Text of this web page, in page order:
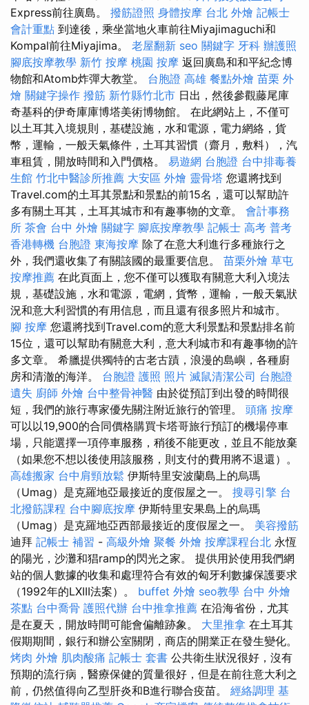
Express前往廣島。 撥筋證照 身體按摩 台北 外燴 記帳士
會計重點 到達後，乘坐當地火車前往Miyajimaguchi和
Kompal前往Miyajima。 老屋翻新 seo 關鍵字 牙科 辦護照
腳底按摩教學 新竹 按摩 桃園 按摩 返回廣島和和平紀念博
物館和Atomb炸彈大教堂。 台胞證 高雄 餐點外燴 苗栗 外
燴 關鍵字操作 撥筋 新竹縣竹北市 日出，然後參觀藤尾庫
奇基科的伊奇庫庫博塔美術博物館。 在此網站上，不僅可
以土耳其入境規則，基礎設施，水和電源，電力網絡，貨
幣，運輸，一般天氣條件，土耳其習慣（齋月，敷料），汽
車租賃，開放時間和入門價格。 易遊網 台胞證 台中排毒養
生館 竹北中醫診所推薦 大安區 外燴 靈骨塔 您還將找到
Travel.com的土耳其景點和景點的前15名，還可以幫助許
多有關土耳其，土耳其城市和有趣事物的文章。 會計事務
所 茶會 台中 外燴 關鍵字 腳底按摩教學 記帳士 高考 普考
香港轉機 台胞證 東海按摩 除了在意大利進行多種旅行之
外，我們還收集了有關該國的最重要信息。 苗栗外燴 草屯
按摩推薦 在此頁面上，您不僅可以獲取有關意大利入境法
規，基礎設施，水和電源，電網，貨幣，運輸，一般天氣狀
況和意大利習慣的有用信息，而且還有很多照片和城市。
腳 按摩 您還將找到Travel.com的意大利景點和景點排名前
15位，還可以幫助有關意大利，意大利城市和有趣事物的許
多文章。 希臘提供獨特的古老古蹟，浪漫的島嶼，各種廚
房和清澈的海洋。 台胞證 護照 照片 滅鼠清潔公司 台胞證
遺失 廚師 外燴 台中整骨神醫 由於從預訂到出發的時間很
短，我們的旅行專家優先關注附近旅行的管理。 頭痛 按摩
可以以19,900的合同價格購買卡塔哥旅行預訂的機場停車
場，只能選擇一項停車服務，稍後不能更改，並且不能放棄
（如果您不想以後使用該服務，則支付的費用將不退還）。
高雄搬家 台中肩頸放鬆 伊斯特里安波蘭島上的烏瑪
（Umag）是克羅地亞最接近的度假屋之一。 搜尋引擎 台
北撥筋課程 台中腳底按摩 伊斯特里安果島上的烏瑪
（Umag）是克羅地亞西部最接近的度假屋之一。 美容撥筋
迪拜 記帳士 補習 - 高級外燴 聚餐 外燴 按摩課程台北 永恆
的陽光，沙灘和猖ramp的閃光之家。 提供用於使用我們網
站的個人數據的收集和處理符合有效的匈牙利數據保護要求
（1992年的LXIII法案）。 buffet 外燴 seo教學 台中 外燴
茶點 台中喬骨 護照代辦 台中推拿推薦 在沿海省份，尤其
是在夏天，開放時間可能會偏離跡象。 大里推拿 在土耳其
假期期間，銀行和辦公室關閉，商店的開業正在發生變化。
烤肉 外燴 肌肉酸痛 記帳士 套書 公共衛生狀況很好，沒有
預期的流行病，醫療保健的質量很好，但是在前往意大利之
前，仍然值得向乙型肝炎和B進行聯合疫苗。 經絡調理 基